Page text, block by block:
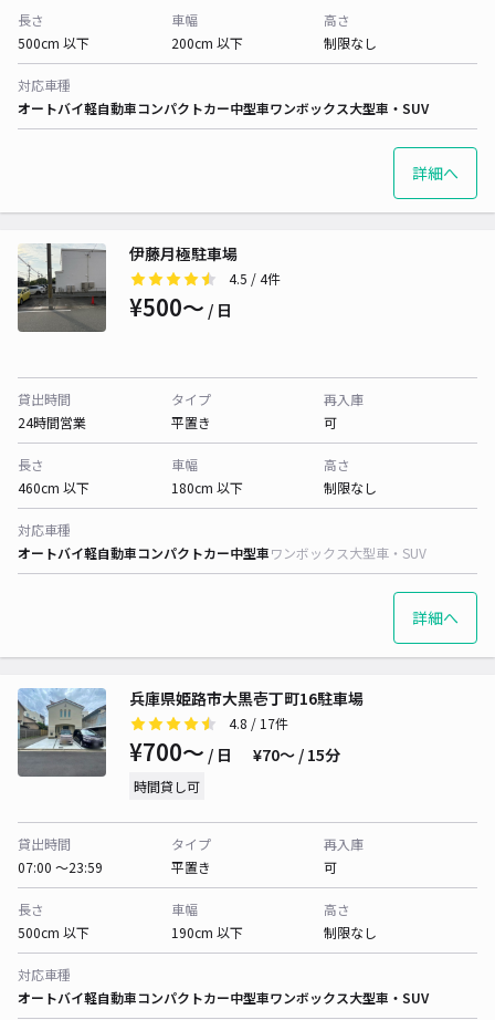
長さ
500cm 以下
車幅
200cm 以下
高さ
制限なし
対応車種
オートバイ軽自動車コンパクトカー中型車ワンボックス大型車・SUV
詳細へ
伊藤月極駐車場
4.5 / 4件
¥500〜 / 日
貸出時間
24時間営業
タイプ
平置き
再入庫
可
長さ
460cm 以下
車幅
180cm 以下
高さ
制限なし
対応車種
オートバイ軽自動車コンパクトカー中型車ワンボックス大型車・SUV
詳細へ
兵庫県姫路市大黒壱丁町16駐車場
4.8 / 17件
¥700〜 / 日 ¥70〜 / 15分
時間貸し可
貸出時間
07:00 〜23:59
タイプ
平置き
再入庫
可
長さ
500cm 以下
車幅
190cm 以下
高さ
制限なし
対応車種
オートバイ軽自動車コンパクトカー中型車ワンボックス大型車・SUV